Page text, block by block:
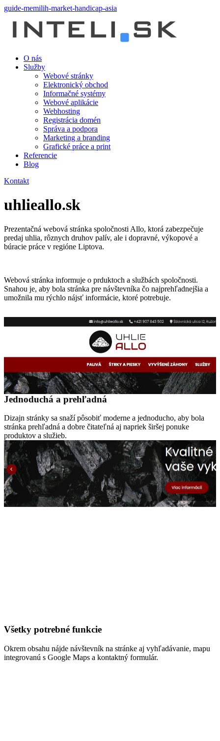
guide-memilih-market-handicap-asia
O nás
Služby
Webové stránky
Elektronický obchod
Informačné systémy
Webové aplikácie
Webhosting
Registrácia domén
Správa a podpora
Marketing a branding
Grafické práce a print
Referencie
Blog
Kontakt
uhlieallo.sk
Prezentačná webová stránka spoločnosti Allo, ktorá zabezpečuje
predaj uhlia, rôznych druhov palív, ale i dopravné, výkopové a
búracie práce v regióne Liptova.
Webová stránka informuje o prduktoch a službách spoločnosti.
Snahou je, aby bola stránka pre návštevníka čo najprehľadnejšia a
umožnila mu rýchlo nájsť informácie, ktoré potrebuje.
Jednoduchá a prehľadná
Dizajn stránky sa snaží pôsobiť moderne a jednoducho, aby bola
stránka prehľadná a dobre čitateľná aj napriek širšej ponuke
produktov a služieb.
Všetky potrebné funkcie
Okrem obsahu nájde návštevník na stránke aj vyhľadávanie, mapu
integrovanú s Google Maps a kontaktný formulár.